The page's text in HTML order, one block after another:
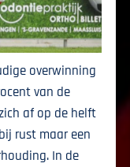
overwinning
van de
af op de helft
rust maar een
In de